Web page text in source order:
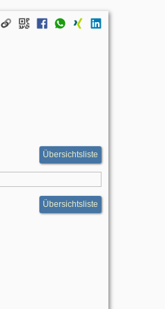
Übersichtsliste
Übersichtsliste